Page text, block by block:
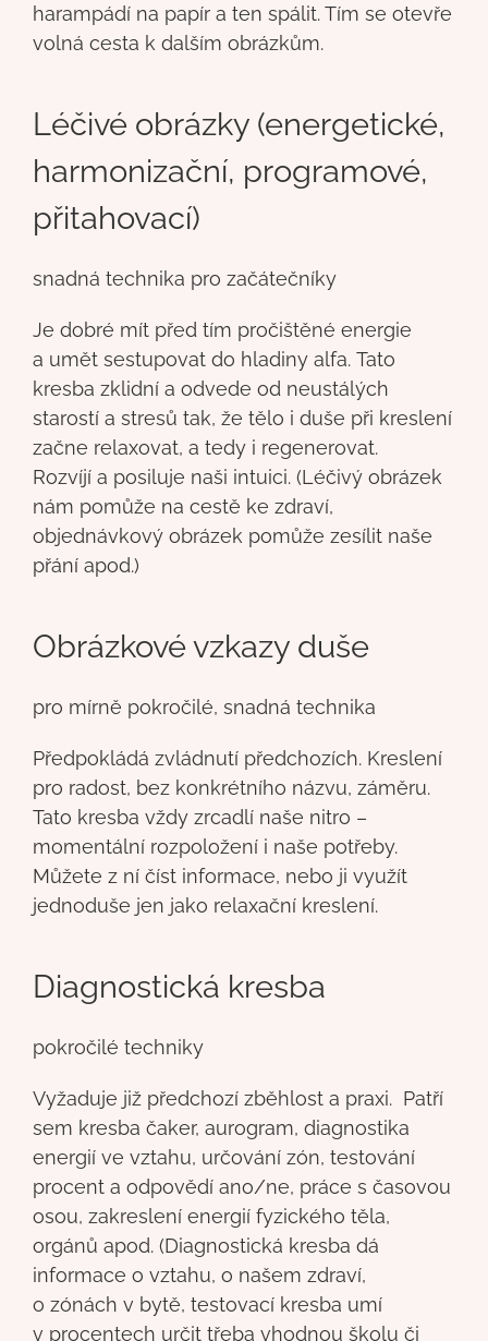
harampádí na papír a ten spálit. Tím se otevře
volná cesta k dalším obrázkům.
Léčivé obrázky (energetické,
harmonizační, programové,
přitahovací)
snadná technika pro začátečníky
Je dobré mít před tím pročištěné energie
a umět sestupovat do hladiny alfa. Tato
kresba zklidní a odvede od neustálých
starostí a stresů tak, že tělo i duše při kreslení
začne relaxovat, a tedy i regenerovat.
Rozvíjí a posiluje naši intuici. (Léčivý obrázek
nám pomůže na cestě ke zdraví,
objednávkový obrázek pomůže zesílit naše
přání apod.)
Obrázkové vzkazy duše
pro mírně pokročilé, snadná technika
Předpokládá zvládnutí předchozích. Kreslení
pro radost, bez konkrétního názvu, záměru.
Tato kresba vždy zrcadlí naše nitro –
momentální rozpoložení i naše potřeby.
Můžete z ní číst informace, nebo ji využít
jednoduše jen jako relaxační kreslení.
Diagnostická kresba
pokročilé techniky
Vyžaduje již předchozí zběhlost a praxi. Patří
sem kresba čaker, aurogram, diagnostika
energií ve vztahu, určování zón, testování
procent a odpovědí ano/ne, práce s časovou
osou, zakreslení energií fyzického těla,
orgánů apod. (Diagnostická kresba dá
informace o vztahu, o našem zdraví,
o zónách v bytě, testovací kresba umí
v procentech určit třeba vhodnou školu či